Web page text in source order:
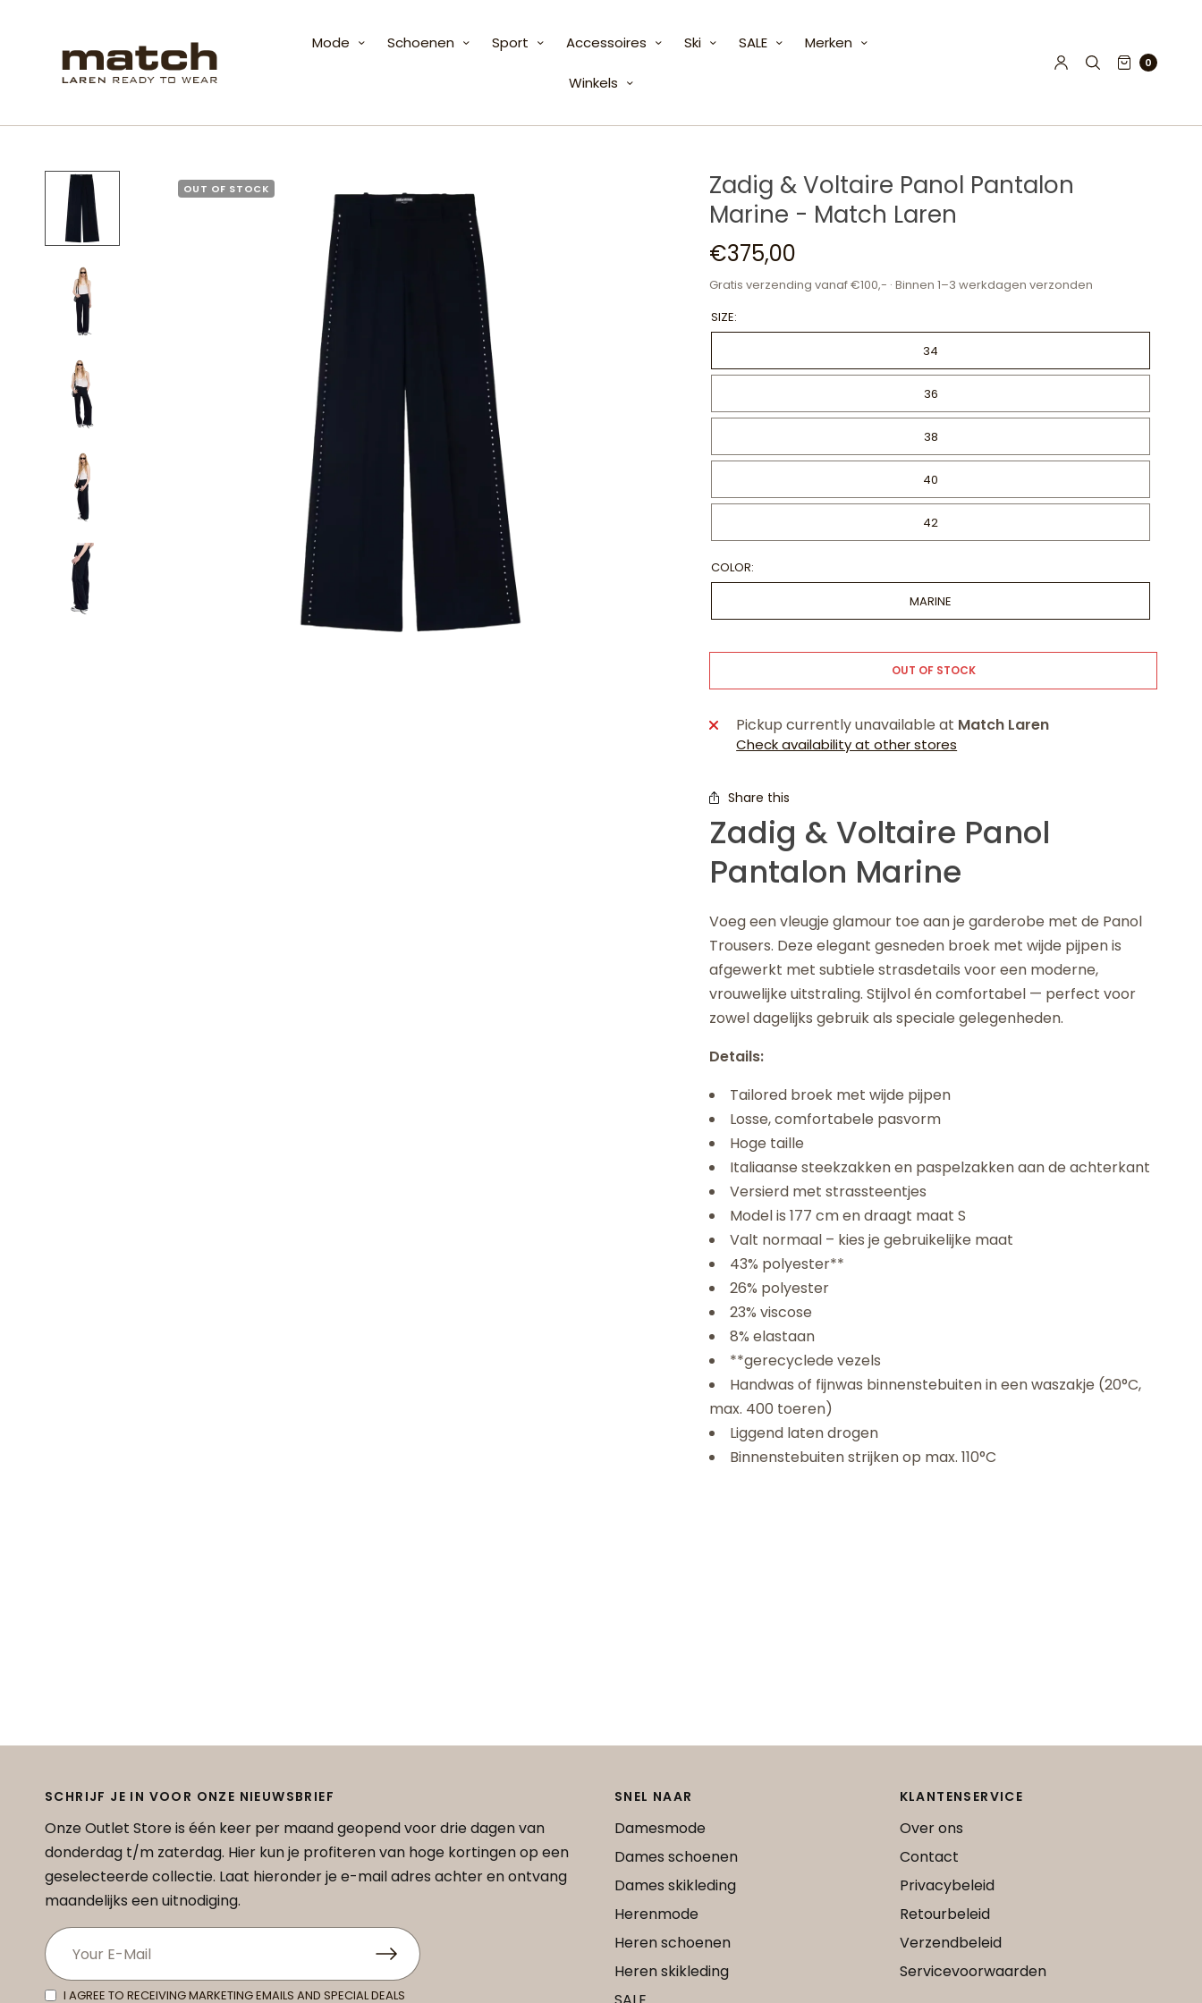
Mode Schoenen Sport Accessoires Ski SALE Merken
Winkels
0
OUT OF STOCK
Zadig & Voltaire Panol Pantalon
Marine - Match Laren
€375,00
Gratis verzending vanaf €100,- · Binnen 1–3 werkdagen verzonden
SIZE:
34
36
38
40
42
COLOR:
MARINE
OUT OF STOCK
Pickup currently unavailable at Match Laren
Check availability at other stores
Share this
Zadig & Voltaire Panol
Pantalon Marine
Voeg een vleugje glamour toe aan je garderobe met de Panol
Trousers. Deze elegant gesneden broek met wijde pijpen is
afgewerkt met subtiele strasdetails voor een moderne,
vrouwelijke uitstraling. Stijlvol én comfortabel — perfect voor
zowel dagelijks gebruik als speciale gelegenheden.
Details:
Tailored broek met wijde pijpen
Losse, comfortabele pasvorm
Hoge taille
Italiaanse steekzakken en paspelzakken aan de achterkant
Versierd met strassteentjes
Model is 177 cm en draagt maat S
Valt normaal – kies je gebruikelijke maat
43% polyester**
26% polyester
23% viscose
8% elastaan
**gerecyclede vezels
Handwas of fijnwas binnenstebuiten in een waszakje (20°C,
max. 400 toeren)
Liggend laten drogen
Binnenstebuiten strijken op max. 110°C
SCHRIJF JE IN VOOR ONZE NIEUWSBRIEF
Onze Outlet Store is één keer per maand geopend voor drie dagen van
donderdag t/m zaterdag. Hier kun je profiteren van hoge kortingen op een
geselecteerde collectie. Laat hieronder je e-mail adres achter en ontvang
maandelijks een uitnodiging.
I AGREE TO RECEIVING MARKETING EMAILS AND SPECIAL DEALS
SNEL NAAR
Damesmode
Dames schoenen
Dames skikleding
Herenmode
Heren schoenen
Heren skikleding
KLANTENSERVICE
Over ons
Contact
Privacybeleid
Retourbeleid
Verzendbeleid
Servicevoorwaarden